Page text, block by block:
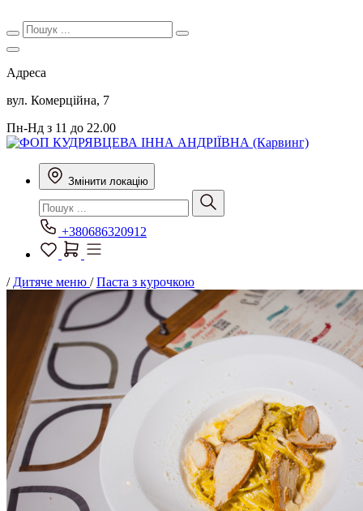
Адреса
вул. Комерційна, 7
Пн-Нд з 11 до 22.00
Змінити локацію
+380686320912
/ Дитяче меню /Паста з курочкою